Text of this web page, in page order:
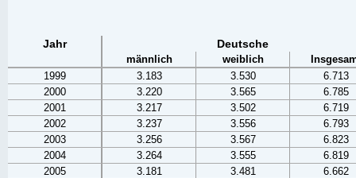
Jahr Deutsche
männlich weiblich
1999
3.183 3.530
6.713
2000
3.220 3.565
6.785
2001
3.217 3.502
6.719
2002
3.237 3.556
6.793
2003
3.256 3.567
6.823
2004
3.264 3.555
6.819
2005
3.181 3.481
6.662